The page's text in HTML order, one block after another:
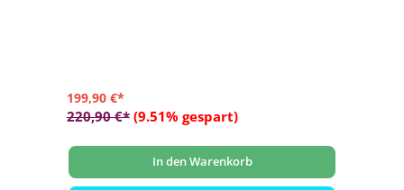
199,90 €*
220,90 €* (9.51% gespart)
In den Warenkorb